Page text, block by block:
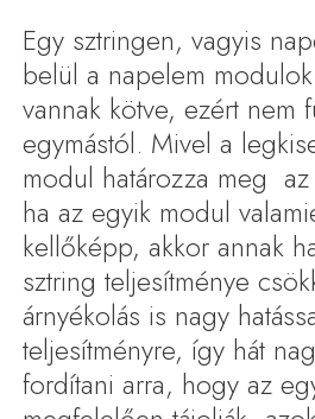
Egy sztringen, vagyis
belül a napelem
vannak kötve, ezért nem
egymástól. Mivel a
modul határozza meg
ha az egyik modul
kellőképp, akkor annak
sztring teljesítménye
árnyékolás is nagy
teljesítményre, így hát
fordítani arra, hogy az